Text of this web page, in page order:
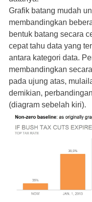
Grafik batang mudah
membandingkan
bentuk batang secara
cepat tahu data yang
antara kategori data.
membandingkan
pada ujung atas,
demikian,
(diagram sebelah kiri).